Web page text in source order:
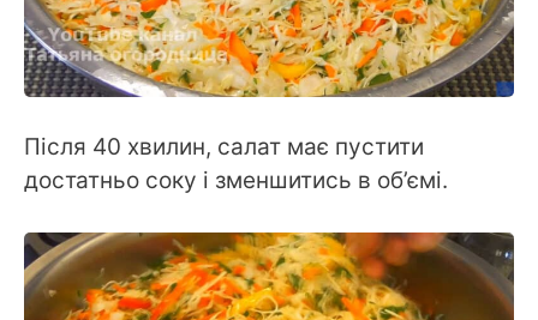
Після 40 хвилин, салат має пустити
достатньо соку і зменшитись в об’ємі.